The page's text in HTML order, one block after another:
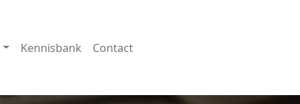
Kennisbank Contact